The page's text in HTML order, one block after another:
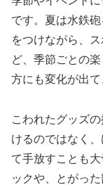
です。夏は水鉄
をつけながら、
ど、季節ごとの
方にも変化が出て
こわれたグッズ
けるのではなく
て手放すことも
ックや、とがっ